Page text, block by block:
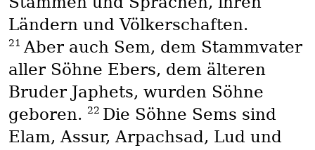
Ländern und Völkerschaften.
21 Aber auch Sem, dem Stammvater
aller Söhne Ebers, dem älteren
Bruder Japhets, wurden Söhne
geboren. 22 Die Söhne Sems sind
Elam, Assur, Arpachsad, Lud und